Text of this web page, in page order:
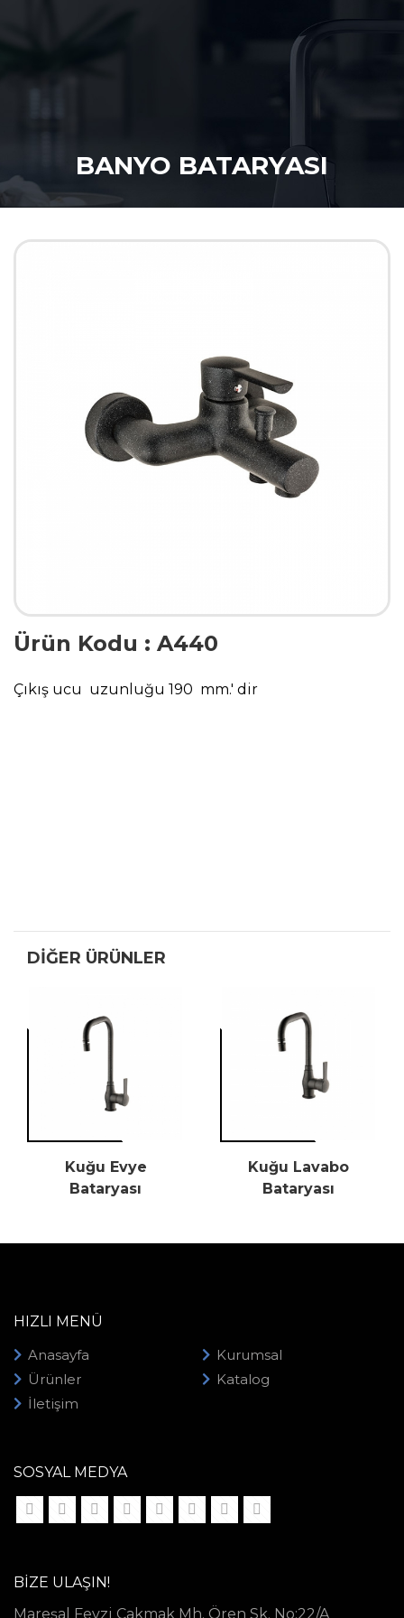
BANYO BATARYASI
Ürün Kodu : A440
Çıkış ucu uzunluğu 190 mm.' dir
DIĞER ÜRÜNLER
Kuğu Evye
Bataryası
Kuğu Lavabo
Bataryası
HIZLI MENÜ
Anasayfa
Kurumsal
Ürünler
Katalog
İletişim
SOSYAL MEDYA
BIZE ULAŞIN!
Mareşal Fevzi Çakmak Mh. Ören Sk. No:22/A